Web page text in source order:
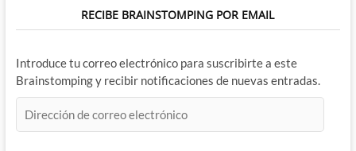
RECIBE BRAINSTOMPING POR EMAIL
Introduce tu correo electrónico para suscribirte a este
Brainstomping y recibir notificaciones de nuevas entradas.
de